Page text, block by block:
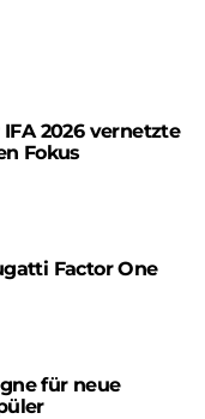
2026 vernetzte
Fokus
Factor One
für neue